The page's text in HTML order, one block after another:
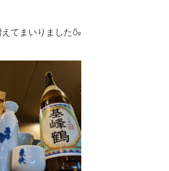
えてまいりました🍶